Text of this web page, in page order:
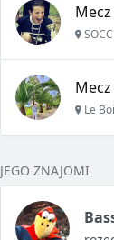
Le
JEGO ZNAJOMI